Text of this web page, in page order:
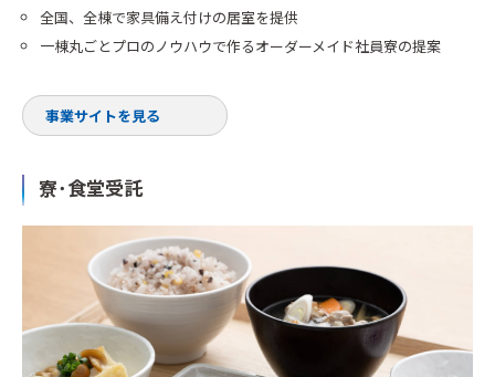
全国、全棟で家具備え付けの居室を提供
一棟丸ごとプロのノウハウで作るオーダーメイド社員寮の提案
事業サイトを見る
寮･食堂受託